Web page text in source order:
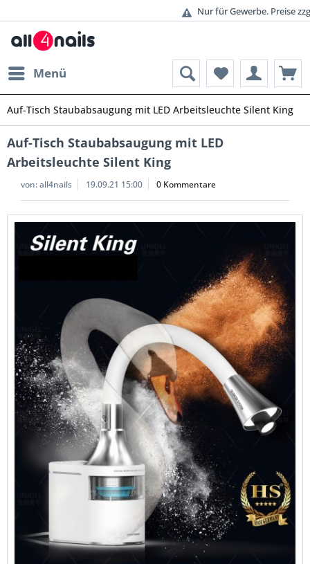
Nur für Gewerbe. Preise zzgl. gesetzl. MwSt.
Menü
Auf-Tisch Staubabsaugung mit LED Arbeitsleuchte Silent King
Auf-Tisch Staubabsaugung mit LED
Arbeitsleuchte Silent King
von:all4nails 19.09.21 15:00 0 Kommentare